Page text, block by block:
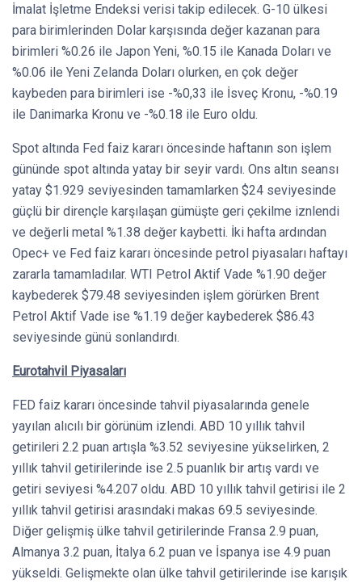
İmalat İşletme Endeksi verisi takip edilecek. G-10 ülkesi
para birimlerinden Dolar karşısında değer kazanan para
birimleri %0.26 ile Japon Yeni, %0.15 ile Kanada Doları ve
%0.06 ile Yeni Zelanda Doları olurken, en çok değer
kaybeden para birimleri ise -%0,33 ile İsveç Kronu, -%0.19
ile Danimarka Kronu ve -%0.18 ile Euro oldu.
Spot altında Fed faiz kararı öncesinde haftanın son işlem
gününde spot altında yatay bir seyir vardı. Ons altın seansı
yatay $1.929 seviyesinden tamamlarken $24 seviyesinde
güçlü bir dirençle karşılaşan gümüşte geri çekilme iznlendi
ve değerli metal %1.38 değer kaybetti. İki hafta ardından
Opec+ ve Fed faiz kararı öncesinde petrol piyasaları haftayı
zararla tamamladılar. WTI Petrol Aktif Vade %1.90 değer
kaybederek $79.48 seviyesinden işlem görürken Brent
Petrol Aktif Vade ise %1.19 değer kaybederek $86.43
seviyesinde günü sonlandırdı.
Eurotahvil Piyasaları
FED faiz kararı öncesinde tahvil piyasalarında genele
yayılan alıcılı bir görünüm izlendi. ABD 10 yıllık tahvil
getirileri 2.2 puan artışla %3.52 seviyesine yükselirken, 2
yıllık tahvil getirilerinde ise 2.5 puanlık bir artış vardı ve
getiri seviyesi %4.207 oldu. ABD 10 yıllık tahvil getirisi ile 2
yıllık tahvil getirisi arasındaki makas 69.5 seviyesinde.
Diğer gelişmiş ülke tahvil getirilerinde Fransa 2.9 puan,
Almanya 3.2 puan, İtalya 6.2 puan ve İspanya ise 4.9 puan
yükseldi. Gelişmekte olan ülke tahvil getirilerinde ise karışık